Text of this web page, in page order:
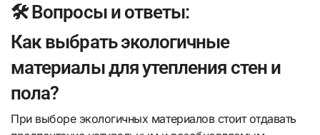
🛠️ Вопросы и ответы:
Как выбрать экологичные
материалы для утепления стен и
пола?
При выборе экологичных материалов стоит отдавать